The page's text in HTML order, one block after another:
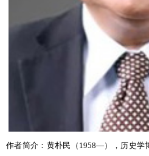
作者简介： 黄朴民（ 1958—），历史学